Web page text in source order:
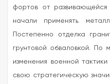
фортов от
начали применять
Постепенно отделка
грунтовой обваловкой. По
изменения военной
свою стратегическую